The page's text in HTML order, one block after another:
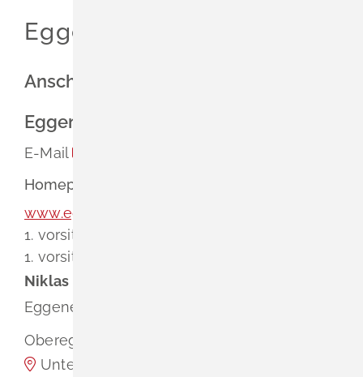
Eggener Kelten e.V.
Anschrift
Eggener Kelten e.V.
E-Mail
Homepage
www.eggener-kelten.de
1. vorsitzender
1. vorsitzender
Niklas
Eggener Kelten e.V.
Obereggenen
Unterer Neumattstr. 5
Gebärdenprache